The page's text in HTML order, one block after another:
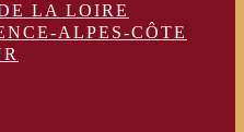
LA LOIRE
ALPES-CÔTE